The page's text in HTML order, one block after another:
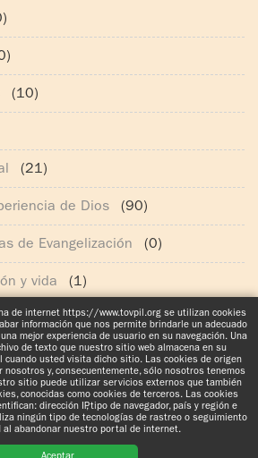
(10)
(21)
de Dios (90)
de Evangelización (0)
y vida (1)
(628)
de Privacidad Estructura Guías Registrados
de internet https://www.tovpil.org se utilizan cookies
información que nos permite brindarle un adecuado
mejor experiencia de usuario en su navegación. Una
de texto que nuestro sitio web almacena en su
cuando usted visita dicho sitio. Las cookies de origen
y, consecuentemente, sólo nosotros tenemos
sitio puede utilizar servicios externos que también
conocidas como cookies de terceros. Las cookies
dirección IP, tipo de navegador, país y región e
ningún tipo de tecnologías de rastreo o seguimiento
al abandonar nuestro portal de internet.